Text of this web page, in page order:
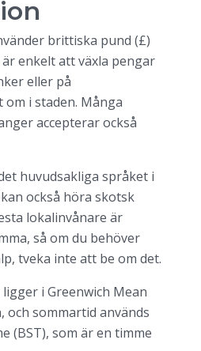
brittiska pund (£)
enkelt att växla pengar
eller på
i staden. Många
accepterar också
huvudsakliga språket i
också höra skotsk
lokalinvånare är
så om du behöver
tveka inte att be om det.
i Greenwich Mean
och sommartid används
(BST), som är en timme